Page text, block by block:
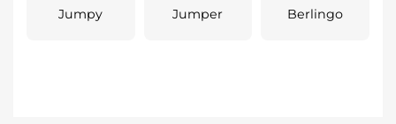
Jumpy Jumper Berlingo